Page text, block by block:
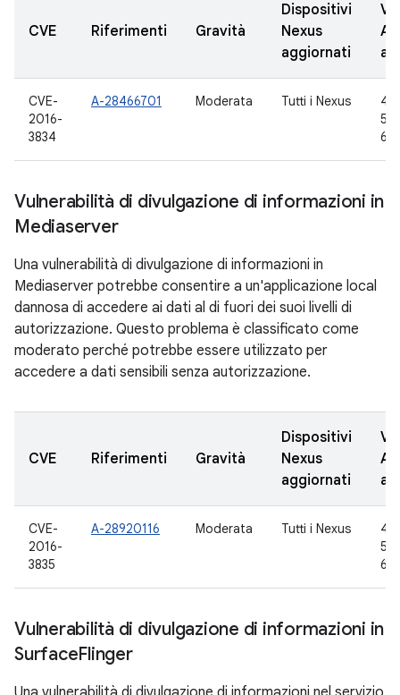
CVE Riferimenti Gravità
Dispositivi
Nexus
aggiornati
CVE-
2016-
3834
A-28466701 Moderata Tutti i Nexus
Vulnerabilità di divulgazione di informazioni in
Mediaserver
Una vulnerabilità di divulgazione di informazioni in
Mediaserver potrebbe consentire a un'applicazione local
dannosa di accedere ai dati al di fuori dei suoi livelli di
autorizzazione. Questo problema è classificato come
moderato perché potrebbe essere utilizzato per
accedere a dati sensibili senza autorizzazione.
CVE Riferimenti Gravità
Dispositivi
Nexus
aggiornati
CVE-
2016-
3835
A-28920116 Moderata Tutti i Nexus
Vulnerabilità di divulgazione di informazioni in
SurfaceFlinger